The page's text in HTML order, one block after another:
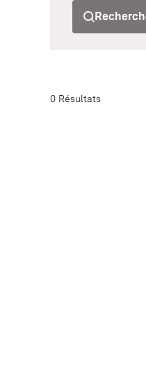
0 Résultats